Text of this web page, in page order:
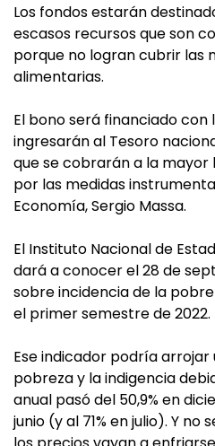
Los fondos estarán
escasos recursos que son
porque no logran cubrir las
alimentarias.
El bono será financiado con
ingresarán al Tesoro
que se cobrarán a la mayor
por las medidas
Economía, Sergio Massa.
El Instituto Nacional de
dará a conocer el 28 de
sobre incidencia de la
el primer semestre de 2022.
Ese indicador podría
pobreza y la indigencia
anual pasó del 50,9% en
junio (y al 71% en julio). Y